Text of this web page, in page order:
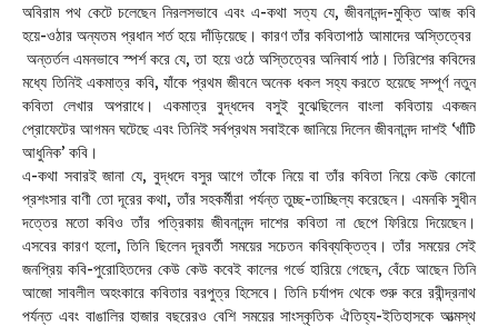
অবিরাম পথ কেটে চলেছেন নিরলসভাবে এবং এ-কথা সত্য যে, জীবনানন্দ-মুক্তি আজ কবি
হয়ে-ওঠার অন্যতম প্রধান শর্ত হয়ে দাঁড়িয়েছে। কারণ তাঁর কবিতাপাঠ আমাদের অস্তিত্বের
অন্তর্তল এমনভাবে স্পর্শ করে যে, তা হয়ে ওঠে অস্তিত্বের অনিবার্য পাঠ। তিরিশের কবিদের
মধ্যে তিনিই একমাত্র কবি, যাঁকে প্রথম জীবনে অনেক ধকল সহ্য করতে হয়েছে সম্পূর্ণ নতুন
কবিতা লেখার অপরাধে। একমাত্র বুদ্ধদেব বসুই বুঝেছিলেন বাংলা কবিতায় একজন
প্রোফেটের আগমন ঘটেছে এবং তিনিই সর্বপ্রথম সবাইকে জানিয়ে দিলেন জীবনানন্দ দাশই ‘খাঁটি
আধুনিক’ কবি।
এ-কথা সবারই জানা যে, বুদ্ধদে বসুর আগে তাঁকে নিয়ে বা তাঁর কবিতা নিয়ে কেউ কোনো
প্রশংসার বাণী তো দূরের কথা, তাঁর সহকর্মীরা পর্যন্ত তুচ্ছ-তাচ্ছিল্য করেছেন। এমনকি সুধীন
দত্তের মতো কবিও তাঁর পত্রিকায় জীবনানন্দ দাশের কবিতা না ছেপে ফিরিয়ে দিয়েছেন।
এসবের কারণ হলো, তিনি ছিলেন দূরবর্তী সময়ের সচেতন কবিব্যক্তিত্ব। তাঁর সময়ের সেই
জনপ্রিয় কবি-পুরোহিতদের কেউ কেউ কবেই কালের গর্ভে হারিয়ে গেছেন, বেঁচে আছেন তিনি
আজো সাবলীল অহংকারে কবিতার বরপুত্র হিসেবে। তিনি চর্যাপদ থেকে শুরু করে রবীন্দ্রনাথ
পর্যন্ত এবং বাঙালির হাজার বছরেরও বেশি সময়ের সাংস্কৃতিক ঐতিহ্য-ইতিহাসকে আত্মস্থ